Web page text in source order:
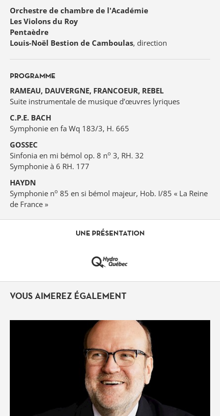
Orchestre de chambre de l'Académie
Les Violons du Roy
Pentaèdre
Louis-Noël Bestion de Camboulas, direction
PROGRAMME
RAMEAU, DAUVERGNE, FRANCOEUR, REBEL
Suite instrumentale de musique d’œuvres lyriques
C.P.E. BACH
Symphonie en fa Wq 183/3, H. 665
GOSSEC
Sinfonia en mi bémol op. 8 no 3, RH. 32
Symphonie à 6 RH. 177
HAYDN
Symphonie no 85 en si bémol majeur, Hob. I/85 « La Reine
de France »
UNE PRÉSENTATION
VOUS AIMEREZ ÉGALEMENT